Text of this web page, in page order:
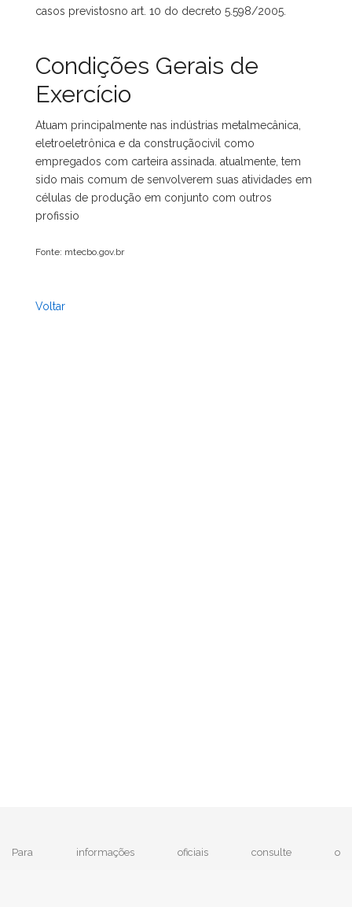
casos previstosno art. 10 do decreto 5.598/2005.
Condições Gerais de
Exercício
Atuam principalmente nas indústrias metalmecânica,
eletroeletrônica e da construçãocivil como
empregados com carteira assinada. atualmente, tem
sido mais comum de senvolverem suas atividades em
células de produção em conjunto com outros
profissio
Fonte: mtecbo.gov.br
Voltar
Para informações oficiais consulte o